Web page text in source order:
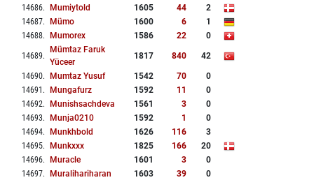
14686. Mumiytold 1605 44
2
14687. Mümo 1600 6
1
14688. Mumorex 1586 22 0
14689.
Mümtaz Faruk
Yüceer
1817 840 42
14690. Mumtaz Yusuf 1542 70
0
14691 . Mungafurz 1592 11
0
14692. Munishsachdeva 1561 3
0
14693. Munja0210 1592 1
0
14694. Munkhbold 1626 116
3
14695. Munkxxx 1825 166
20
14696. Muracle 1601 3
0
14697. Muralihariharan 1603 39
0